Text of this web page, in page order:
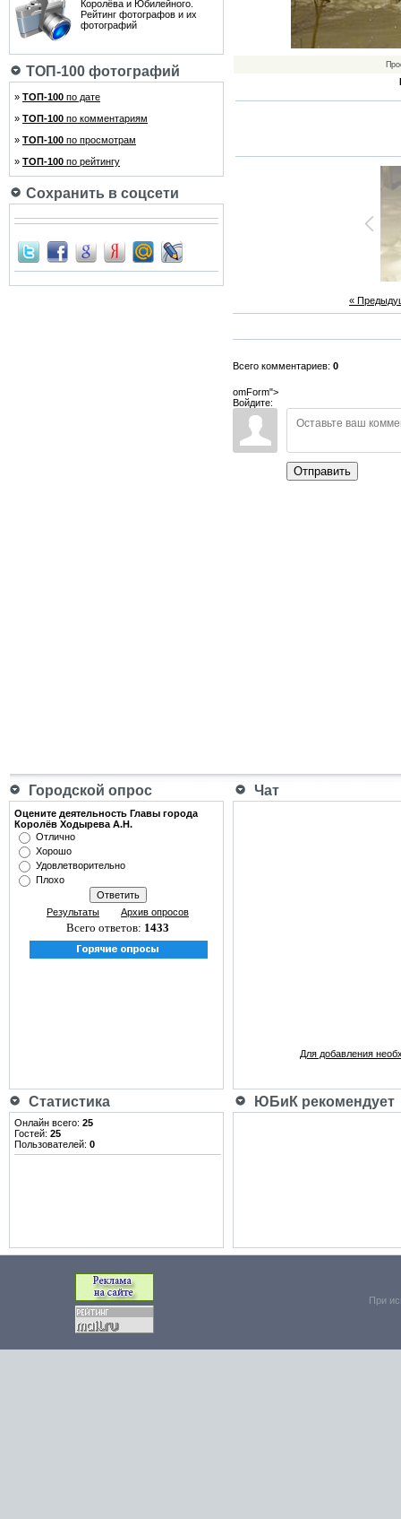
Королёва и Юбилейного.
Рейтинг фотографов и их
фотографий
ТОП-100 фотографий
» ТОП-100 по дате
» ТОП-100 по комментариям
» ТОП-100 по просмотрам
» ТОП-100 по рейтингу
Сохранить в соцсети
«
Всего комментариев: 0
omForm">
Войдите:
Отправить
Городской опрос Чат
Оцените деятельность Главы города
Королёв Ходырева А.Н.
Отлично
Хорошо
Удовлетворительно
Плохо
Результаты Архив опросов
Всего ответов: 1433
Для добавления
Статистика ЮБиК рекомендует
Онлайн всего: 25
Гостей: 25
Пользователей: 0
При